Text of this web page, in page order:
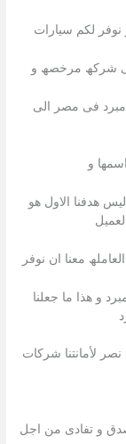
لكم سیارات
شركھ مرخصھ و
فى مصر الى
و
ھدفنا الاول ھو
معنا ان نوفر
و ھذا ما جعلنا
نصر لأمانتنا شركات
و تفادى من اجل